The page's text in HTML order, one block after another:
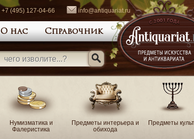
+7 (495) 127-04-66 info@antiquariat.ru
О нас Справочник
Нумизматика и
Фалеристика
Предметы интерьера и
обихода
Предметы